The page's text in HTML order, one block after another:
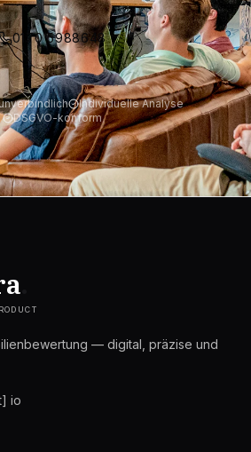
0170 5988648
Individuelle Analyse
DSGVO-konform
.
— digital, präzise und
io